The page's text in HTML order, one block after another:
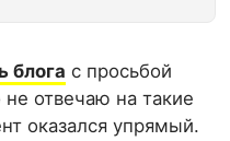
блога с просьбой
отвечаю на такие
оказался упрямый.